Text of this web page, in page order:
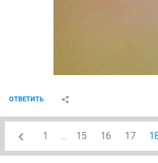
ОТВЕТИТЬ
1 ... 15 16 17